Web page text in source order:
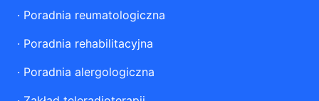
· Poradnia reumatologiczna
· Poradnia rehabilitacyjna
· Poradnia alergologiczna